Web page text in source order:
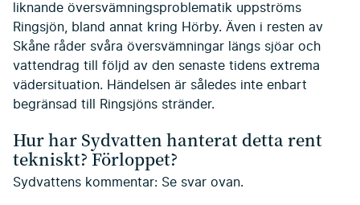
liknande översvämningsproblematik uppströms
Ringsjön, bland annat kring Hörby. Även i resten av
Skåne råder svåra översvämningar längs sjöar och
vattendrag till följd av den senaste tidens extrema
vädersituation. Händelsen är således inte enbart
begränsad till Ringsjöns stränder.
Hur har Sydvatten hanterat detta rent
tekniskt? Förloppet?
Sydvattens kommentar: Se svar ovan.